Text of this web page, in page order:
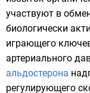
участвуют в
биологически
играющего
артериального
альдостерона
регулирующего